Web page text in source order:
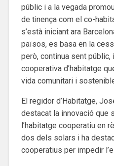
públic i a la vegada
de tinença com el co-
s’està iniciant ara
països, es basa en la
però, continua sent públic,
cooperativa d’habitatge
vida comunitari i
El regidor d’Habitatge,
destacat la innovació que
l’habitatge cooperatiu en
dos dels solars i ha
cooperatius per impedir